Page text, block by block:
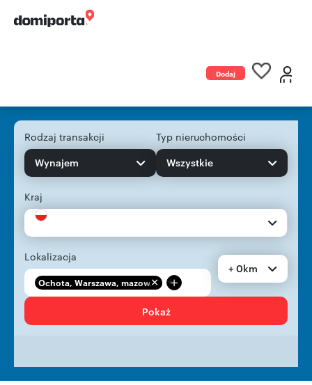
Dodaj
Rodzaj transakcji
Wynajem
Typ nieruchomości
Wszystkie
Kraj
Lokalizacja
Ochota, Warszawa, mazow... +
+ 0km
Pokaż